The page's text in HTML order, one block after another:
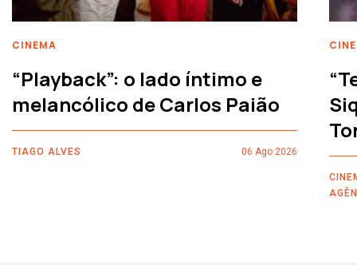
CINEMA
“Playback”: o lado íntimo e
melancólico de Carlos Paião
TIAGO ALVES 06 Ago 2026